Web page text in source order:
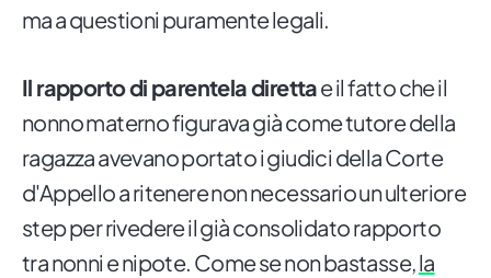
ma a questioni puramente legali.
Il rapporto di parentela direttae il fatto che il
nonno materno figurava già come tutore della
ragazza avevano portato i giudici della Corte
d'Appello a ritenere non necessario un ulteriore
step per rivedere il già consolidato rapporto
tra nonni e nipote. Come se non bastasse,la